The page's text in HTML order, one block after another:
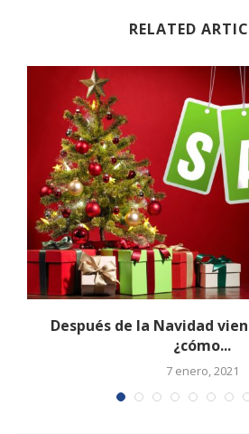
RELATED
Después de la Navidad
¿cómo...
7 enero, 2021